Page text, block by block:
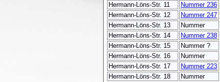
Hermann-Löns-Str. 11
Nummer 236
Hermann-Löns-Str. 12
Nummer 247
Hermann-Löns-Str. 13
Nummer
Hermann-Löns-Str. 14
Nummer 238
Hermann-Löns-Str. 15
Nummer ?
Hermann-Löns-Str. 16
Nummer
Hermann-Löns-Str. 17
Nummer 223
Hermann-Löns-Str. 18
Nummer